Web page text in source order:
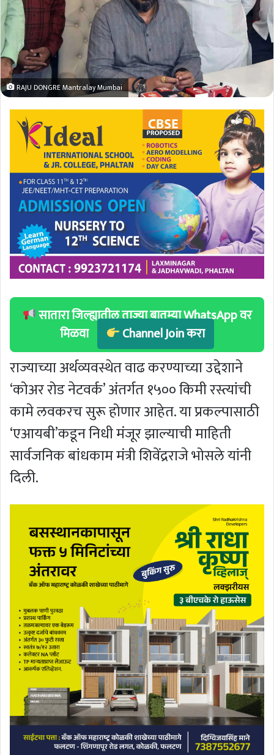
RAJU DONGRE Mantralay Mumbai
सातारा जिल्ह्यातील ताज्या बातम्या WhatsApp वर
मिळवा
Channel Join करा
राज्याच्या अर्थव्यवस्थेत वाढ करण्याच्या उद्देशाने
‘कोअर रोड नेटवर्क’ अंतर्गत १५०० किमी रस्त्यांची
कामे लवकरच सुरू होणार आहेत. या प्रकल्पासाठी
‘एआयबी’कडून निधी मंजूर झाल्याची माहिती
सार्वजनिक बांधकाम मंत्री शिवेंद्रराजे भोसले यांनी
दिली.